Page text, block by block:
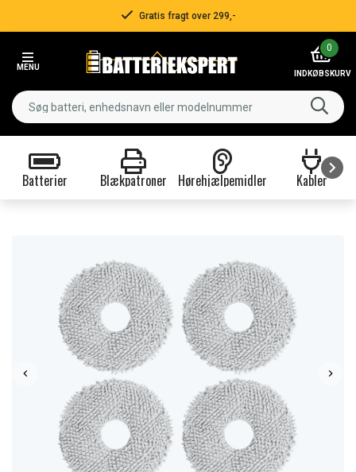
Gratis fragt over 299,-
MENU
0
INDKØBSKURV
Batterier Blækpatroner Hørehjælpemidler Kabler